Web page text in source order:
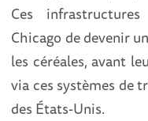
Ces
Chicago de devenir
les céréales, avant
via ces systèmes de
des États-Unis.